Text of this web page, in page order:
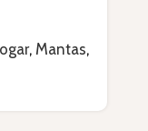
, Mantas,